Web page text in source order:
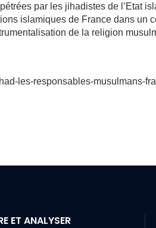
par les jihadistes de l’Etat
islamiques de France dans un
de la religion
les-responsables-musulmans-
ET ANALYSER